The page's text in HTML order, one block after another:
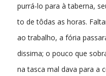
purrá-lo para à taberna,
to de tôdas as horas.
ao trabalho, a fória
dissima; o pouco que
na tasca mal dava para a